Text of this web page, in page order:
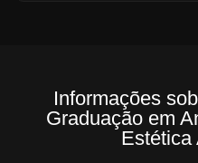
Informações
Graduação em
Estética